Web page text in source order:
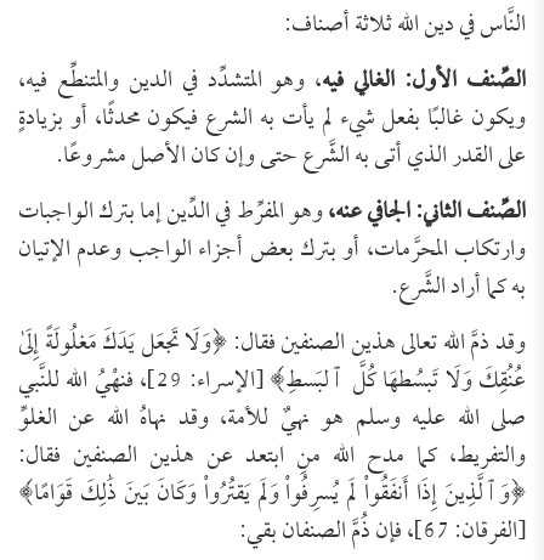
النَّاس في دين الله ثلاثة أصناف:
الصِّنف الأول: الغالي فيه، وهو المتشدِّد في الدين والمتنطِّع فيه،
ويكون غالبًا بفعل شيء لم يأت به الشرع فيكون محدثًا، أو بزيادةٍ
على القدر الذي أتى به الشَّرع حتى وإن كان الأصل مشروعًا.
الصِّنف الثاني: الجافي عنه،وهو المفرِّط في الدِّين إما بترك الواجبات
وارتكاب المحرَّمات، أو بترك بعض أجزاء الواجب وعدم الإتيان
به كما أراد الشَّرع.
وقد ذمَّ الله تعالى هذين الصنفين فقال: ﴿وَلَا تَجعَل يَدَكَ مَغلُولَةً إِلَىٰ
عُنُقِكَ وَلَا تَبسُطهَا كُلَّ ٱلبَسطِ﴾ [الإسراء: 29]، فنهْيُ الله للنَّبي
صلى الله عليه وسلم هو نهيٌ للأمة، وقد نهاهُ الله عن الغلوِّ
والتفريط، كما مدح الله منِ ابتعد عن هذين الصنفين فقال:
﴿وَٱلَّذِينَ إِذَا أَنفَقُواْ لَم يُسرِفُواْ وَلَم يَقتُرُواْ وَكَانَ بَينَ ذَٰلِكَ قَوَامًا﴾
[الفرقان: 67]، فإن ذُمَّ الصنفان بقي: